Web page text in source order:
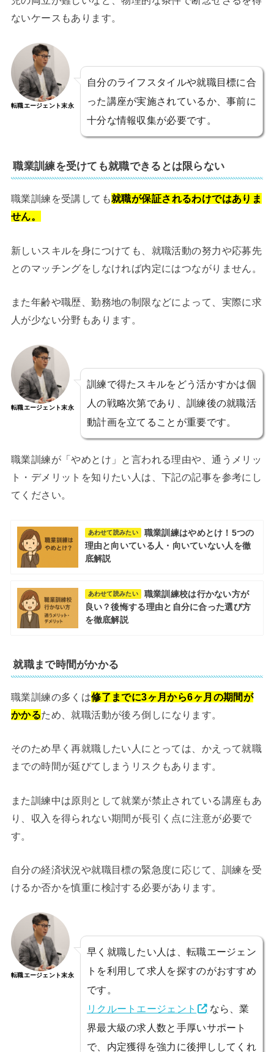
ないケースもあります。
転職エージェント末永
自分のライフスタイルや就職目標に合
った講座が実施されているか、事前に
十分な情報収集が必要です。
職業訓練を受けても就職できるとは限らない
職業訓練を受講しても就職が保証されるわけではありま
せん。
新しいスキルを身につけても、就職活動の努力や応募先
とのマッチングをしなければ内定にはつながりません。
また年齢や職歴、勤務地の制限などによって、実際に求
人が少ない分野もあります。
転職エージェント末永
訓練で得たスキルをどう活かすかは個
人の戦略次第であり、訓練後の就職活
動計画を立てることが重要です。
職業訓練が「やめとけ」と言われる理由や、通うメリッ
ト・デメリットを知りたい人は、下記の記事を参考にし
てください。
あわせて読みたい
職業訓練はやめとけ！5つの
理由と向いている人・向いていない人を徹
底解説
あわせて読みたい
職業訓練校は行かない方が
良い？後悔する理由と自分に合った選び方
を徹底解説
就職まで時間がかかる
職業訓練の多くは修了までに3ヶ月から6ヶ月の期間が
かかるため、就職活動が後ろ倒しになります。
そのため早く再就職したい人にとっては、かえって就職
までの時間が延びてしまうリスクもあります。
また訓練中は原則として就業が禁止されている講座もあ
り、収入を得られない期間が長引く点に注意が必要で
す。
自分の経済状況や就職目標の緊急度に応じて、訓練を受
けるか否かを慎重に検討する必要があります。
転職エージェント末永
早く就職したい人は、転職エージェン
トを利用して求人を探すのがおすすめ
です。
リクルートエージェント
なら、業
界最大級の求人数と手厚いサポート
で、内定獲得を強力に後押ししてくれ